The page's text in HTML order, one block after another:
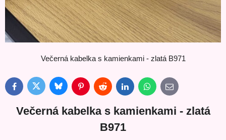
Večerná kabelka s kamienkami - zlatá B971
FacebookTwitter BlueskyPinterestReddit LinkedInWhatsApp
E-
mail
Večerná kabelka s kamienkami - zlatá
B971